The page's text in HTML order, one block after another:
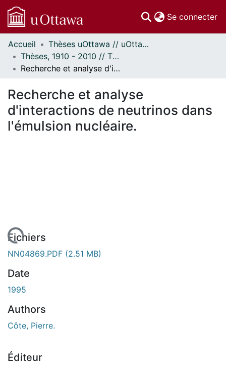
Se connecter
Communautés
et collections
Parcourir
À propos
Accueil
Thèses uOttawa // uOttawa Theses
Thèses, 1910 - 2010 // Theses, 1910 - 2010
Recherche et analyse d'interactions de neutrinos dans l'émulsion nucléaire.
Recherche et analyse
d'interactions de neutrinos dans
l'émulsion nucléaire.
Fichiers
NN04869.PDF (2.51 MB)
Date
1995
Authors
Côte, Pierre.
Éditeur